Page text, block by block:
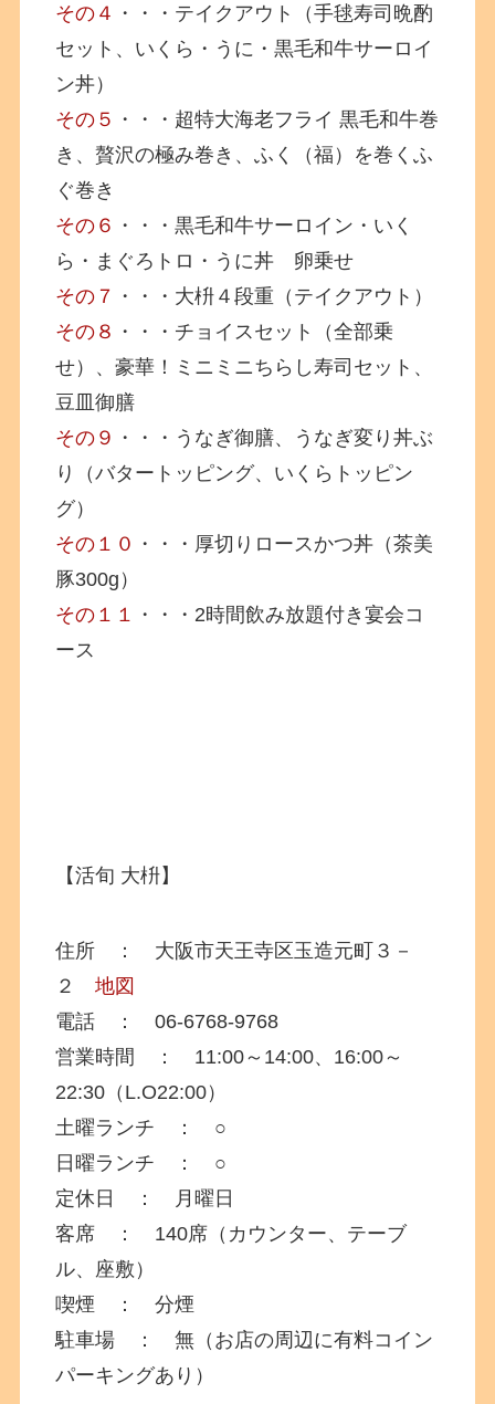
その４ ・・・テイクアウト（手毬寿司晩酌
セット、いくら・うに・黒毛和牛サーロイ
ン丼）
その５ ・・・超特大海老フライ 黒毛和牛巻
き、贅沢の極み巻き、ふく（福）を巻くふ
ぐ巻き
その６ ・・・黒毛和牛サーロイン・いく
ら・まぐろトロ・うに丼 卵乗せ
その７ ・・・大枡４段重（テイクアウト）
その８ ・・・チョイスセット（全部乗
せ）、豪華！ミニミニちらし寿司セット、
豆皿御膳
その９ ・・・うなぎ御膳、うなぎ変り丼ぶ
り（バタートッピング、いくらトッピン
グ）
その１０ ・・・厚切りロースかつ丼（茶美
豚300g）
その１１ ・・・2時間飲み放題付き宴会コ
ース
【活旬 大枡】
住所 ： 大阪市天王寺区玉造元町３－
２地図
電話 ： 06-6768-9768
営業時間 ： 11:00～14:00、16:00～
22:30（L.O22:00）
土曜ランチ ： ○
日曜ランチ ： ○
定休日 ： 月曜日
客席 ： 140席（カウンター、テーブ
ル、座敷）
喫煙 ： 分煙
駐車場 ： 無（お店の周辺に有料コイン
パーキングあり）